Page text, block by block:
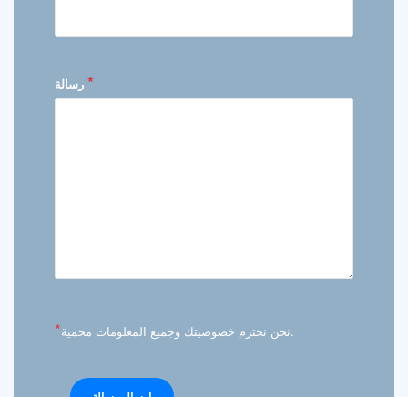
*
* نحن نحترم خصوصيتك وجميع المعلومات محمية.